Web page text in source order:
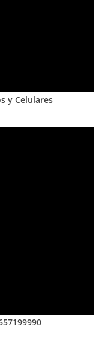
y Celulares